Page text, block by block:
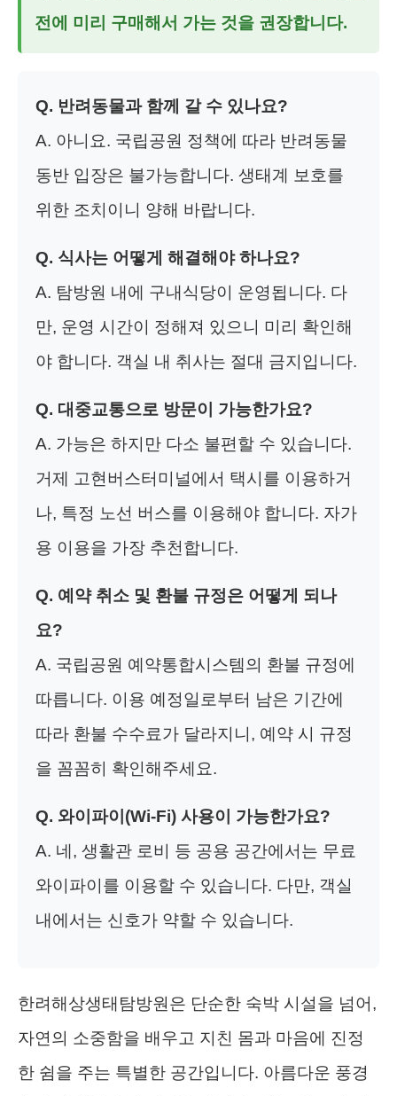
전에 미리 구매해서 가는 것을 권장합니다.
Q. 반려동물과 함께 갈 수 있나요?
A. 아니요. 국립공원 정책에 따라 반려동물
동반 입장은 불가능합니다. 생태계 보호를
위한 조치이니 양해 바랍니다.
Q. 식사는 어떻게 해결해야 하나요?
A. 탐방원 내에 구내식당이 운영됩니다. 다
만, 운영 시간이 정해져 있으니 미리 확인해
야 합니다. 객실 내 취사는 절대 금지입니다.
Q. 대중교통으로 방문이 가능한가요?
A. 가능은 하지만 다소 불편할 수 있습니다.
거제 고현버스터미널에서 택시를 이용하거
나, 특정 노선 버스를 이용해야 합니다. 자가
용 이용을 가장 추천합니다.
Q. 예약 취소 및 환불 규정은 어떻게 되나
요?
A. 국립공원 예약통합시스템의 환불 규정에
따릅니다. 이용 예정일로부터 남은 기간에
따라 환불 수수료가 달라지니, 예약 시 규정
을 꼼꼼히 확인해주세요.
Q. 와이파이(Wi-Fi) 사용이 가능한가요?
A. 네, 생활관 로비 등 공용 공간에서는 무료
와이파이를 이용할 수 있습니다. 다만, 객실
내에서는 신호가 약할 수 있습니다.
한려해상생태탐방원은 단순한 숙박 시설을 넘어,
자연의 소중함을 배우고 지친 몸과 마음에 진정
한 쉼을 주는 특별한 공간입니다. 아름다운 풍경